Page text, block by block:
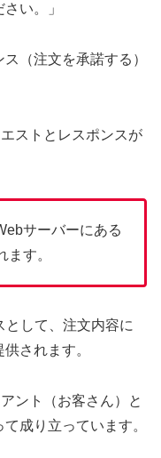
い。」
（注文を承諾する）
ストとレスポンスが
サーバーにある
す。
して、注文内容に
されます。
ント（お客さん）と
成り立っています。